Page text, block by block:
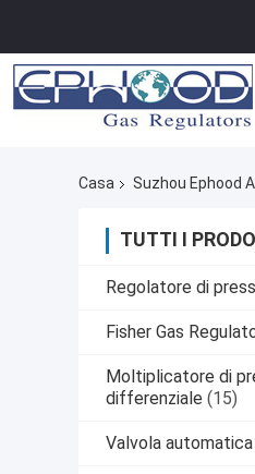
Casa Suzhou Ephood
TUTTI I
Regolatore di
Fisher Gas
Moltiplicatore di
differenziale (15)
Valvola automatica